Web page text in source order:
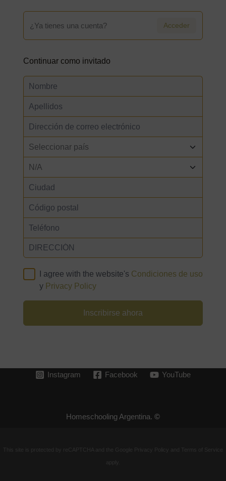
¿Ya tienes una cuenta? Acceder
Continuar como invitado
I agree with the website's Condiciones de uso
y Privacy Policy
Inscribirse ahora
Instagram Facebook YouTube
Homeschooling Argentina. ©
This site is protected by reCAPTCHA and the Google Privacy Policy and Terms of Service
apply.
Recuérdame